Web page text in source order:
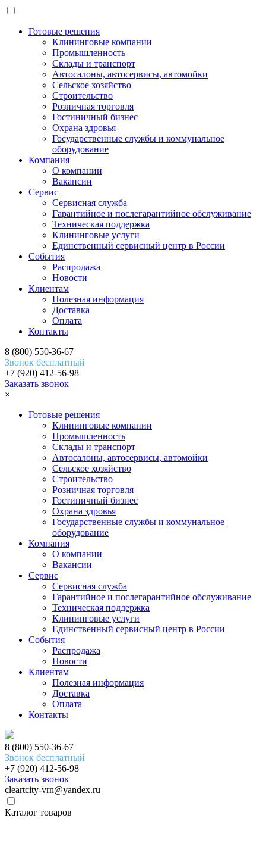
Готовые решения
Клининговые компании
Промышленность
Склады и транспорт
Автосалоны, автосервисы, автомойки
Сельское хозяйство
Строительство
Розничная торговля
Гостиничный бизнес
Охрана здровья
Государственные службы и коммунальное
оборудование
Компания
О компании
Вакансии
Сервис
Сервисная служба
Гарантийное и послегарантийное обслуживание
Техническая поддержка
Клининговые услуги
Единственный сервисный центр в России
События
Распродажа
Новости
Клиентам
Полезная информация
Доставка
Оплата
Контакты
8 (800) 550-36-67
Звонок бесплатный
+7 (920) 412-56-98
Заказать звонок
×
Готовые решения
Клининговые компании
Промышленность
Склады и транспорт
Автосалоны, автосервисы, автомойки
Сельское хозяйство
Строительство
Розничная торговля
Гостиничный бизнес
Охрана здровья
Государственные службы и коммунальное
оборудование
Компания
О компании
Вакансии
Сервис
Сервисная служба
Гарантийное и послегарантийное обслуживание
Техническая поддержка
Клининговые услуги
Единственный сервисный центр в России
События
Распродажа
Новости
Клиентам
Полезная информация
Доставка
Оплата
Контакты
8 (800) 550-36-67
Звонок бесплатный
+7 (920) 412-56-98
Заказать звонок
cleartcity-vrn@yandex.ru
Каталог товаров